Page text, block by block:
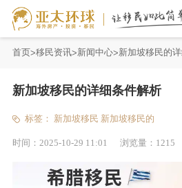
首页 移民资讯 新闻中心 新加坡移民的
新加坡移民的详细条件解析
标签： 新加坡移民 新加坡移民的
时间： 2025-10-29 11:01 浏览量： 1215